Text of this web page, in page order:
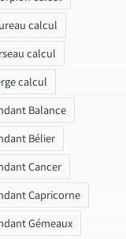
calcul
calcul
calcul
Balance
Bélier
Cancer
Capricorne
Gémeaux